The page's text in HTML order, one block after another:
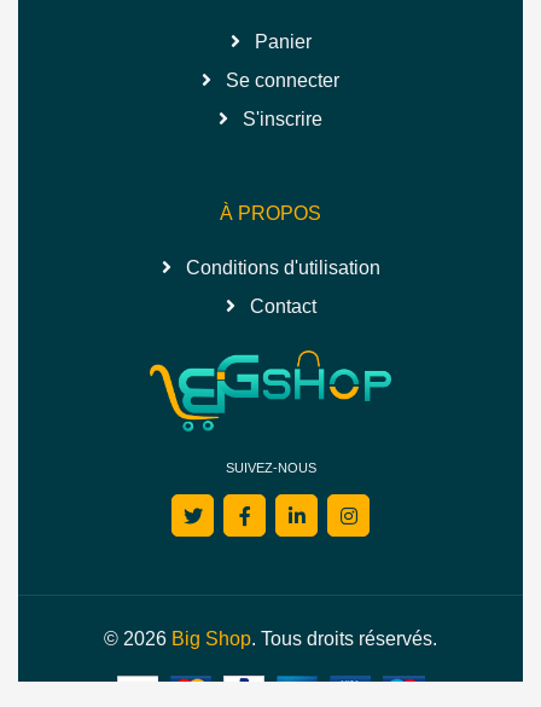
Panier
Se connecter
S'inscrire
À PROPOS
Conditions d'utilisation
Contact
SUIVEZ-NOUS
© 2026 Big Shop. Tous droits réservés.